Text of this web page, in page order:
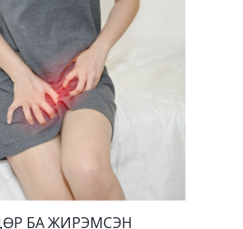
БА ЖИРЭМСЭН